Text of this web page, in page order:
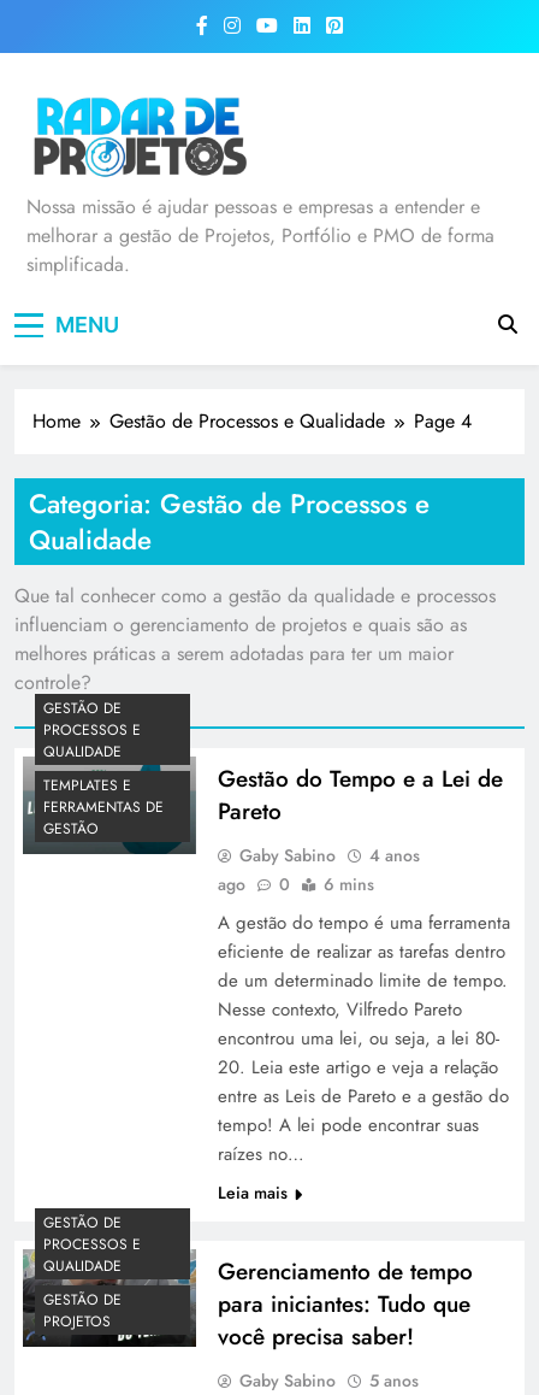
Radar de Projetos
Nossa missão é ajudar pessoas e empresas a entender e
melhorar a gestão de Projetos, Portfólio e PMO de forma
simplificada.
MENU
Home Gestão de Processos e Qualidade Page 4
Categoria: Gestão de Processos e
Qualidade
Que tal conhecer como a gestão da qualidade e processos
influenciam o gerenciamento de projetos e quais são as
melhores práticas a serem adotadas para ter um maior
controle?
GESTÃO DE
PROCESSOS E
QUALIDADE
TEMPLATES E
FERRAMENTAS DE
GESTÃO
Gestão do Tempo e a Lei de
Pareto
Gaby Sabino
4 anos
ago
0 6 mins
A gestão do tempo é uma ferramenta
eficiente de realizar as tarefas dentro
de um determinado limite de tempo.
Nesse contexto, Vilfredo Pareto
encontrou uma lei, ou seja, a lei 80-
20. Leia este artigo e veja a relação
entre as Leis de Pareto e a gestão do
tempo! A lei pode encontrar suas
raízes no…
Leia mais
GESTÃO DE
PROCESSOS E
QUALIDADE
GESTÃO DE
PROJETOS
Gerenciamento de tempo
para iniciantes: Tudo que
você precisa saber!
Gaby Sabino
5 anos